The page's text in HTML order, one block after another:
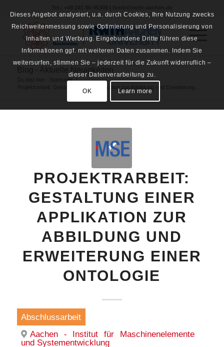
Startseite /
PROJEKTRARBEIT:
GESTALTUNG EINER
APPLIKATION ZUR
ABBILDUNG UND
ERWEITERUNG EINER
ONTOLOGIE
Abschlussarbeit
Aachen - Institut für Maschinenelemente
und Systementwicklung
Dieses Angebot analysiert, u.a. durch Cookies, Ihre Nutzung zwecks
Reichweitenmessung sowie Optimierung und Personalisierung von
Inhalten und Werbung. Eingebundene Dritte führen diese
Informationen ggf. mit weiteren Daten zusammen. Indem Sie
weitersurfen, stimmen Sie – jederzeit für die Zukunft widerruflich –
dieser Datenverarbeitung zu.
OK Learn more